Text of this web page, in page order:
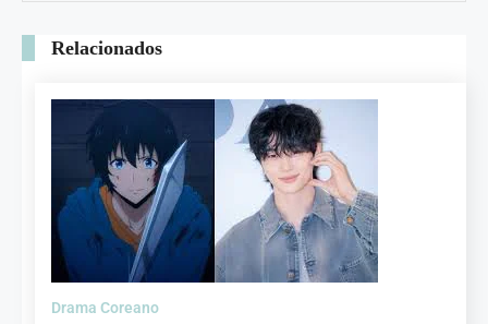
Relacionados
Drama Coreano